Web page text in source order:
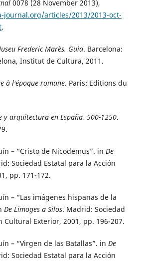
0078 (28 November 2013),
articles/2013/2013-oct-
.
Frederic Marès. Guia. Barcelona:
Institut de Cultura, 2011.
à l'époque romane. Paris: Editions du
y arquitectura en España, 500-1250.
– “Cristo de Nicodemus”. in De
Sociedad Estatal para la Acción
pp. 171-172.
– “Las imágenes hispanas de la
De Limoges a Silos. Madrid: Sociedad
Cultural Exterior, 2001, pp. 196-207.
– “Virgen de las Batallas”. in De
Sociedad Estatal para la Acción